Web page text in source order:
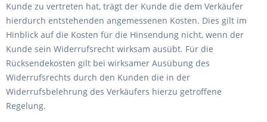
Kunde zu vertreten hat, trägt der Kunde die dem Verkäufer
hierdurch entstehenden angemessenen Kosten. Dies gilt im
Hinblick auf die Kosten für die Hinsendung nicht, wenn der
Kunde sein Widerrufsrecht wirksam ausübt. Für die
Rücksendekosten gilt bei wirksamer Ausübung des
Widerrufsrechts durch den Kunden die in der
Widerrufsbelehrung des Verkäufers hierzu getroffene
Regelung.